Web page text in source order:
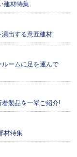
建材特集
演出する意匠建材
ルームに足を運んで
製品を一挙ご紹介!
材特集